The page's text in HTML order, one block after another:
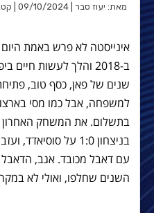
מאת: יעוז סבר | 09/10/2024 | קטגוריה:
אינייסטה לא פרש באמת
ב-2018 והלך לעשות
שנים של פאן, כסף טוב,
למשפחה, אבל כמו מסי
בניצחון 1:0 על
עם דאבל מכובד. אגב,
השנים שחלפו, ואולי לא